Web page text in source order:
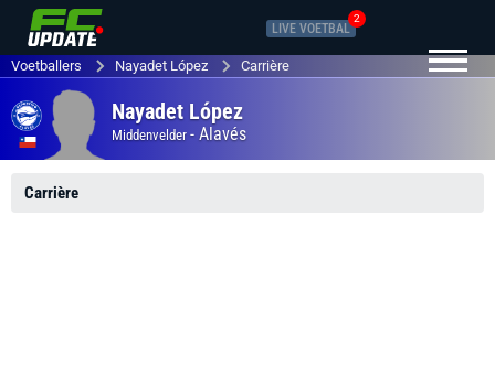
LIVE VOETBAL
2
Voetballers Nayadet López Carrière
Nayadet López
Middenvelder - Alavés
Carrière